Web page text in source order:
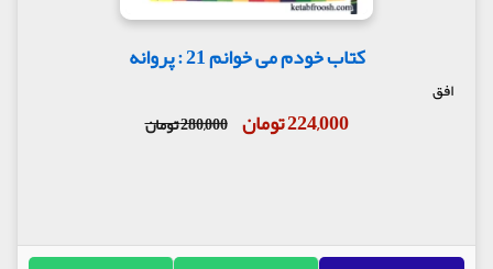
کتاب خودم می خوانم 21 : پروانه
افق
224,000 تومان 280,000 تومان